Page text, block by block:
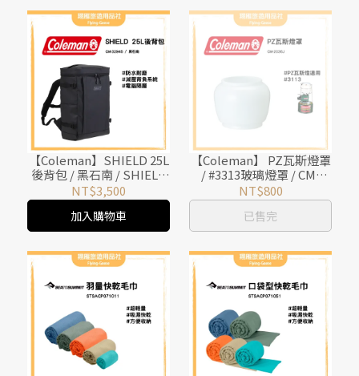
【Coleman】SHIELD 25L
後背包 / 黑石南 / SHIELD
都會休閒系列 / CM-32945
NT$3,500
加入購物車
【Coleman】 PZ瓦斯燈罩
/ #3313玻璃燈罩 / CM-
2036J
NT$800
已售完